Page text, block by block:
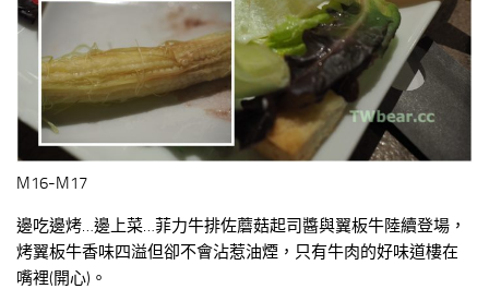
M16-M17
邊吃邊烤…邊上菜…菲力牛排佐蘑菇起司醬與翼板牛陸續登場，
烤翼板牛香味四溢但卻不會沾惹油煙，只有牛肉的好味道樓在
嘴裡(開心)。